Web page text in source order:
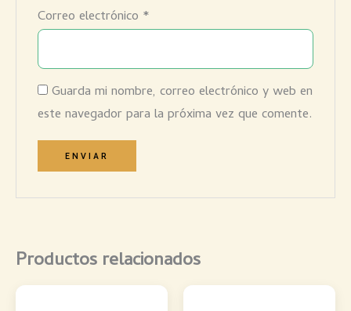
Correo electrónico *
Guarda mi nombre, correo electrónico y web en
este navegador para la próxima vez que comente.
Productos relacionados